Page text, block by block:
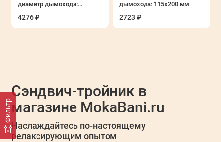
Стальные дымоходы LAVA
Фильтр
диаметр дымохода:
4276 ₽
дымохода: 115х200 мм
2723 ₽
Сэндвич-тройник в
магазине MokaBani.ru
Наслаждайтесь по-настоящему
релаксирующим опытом